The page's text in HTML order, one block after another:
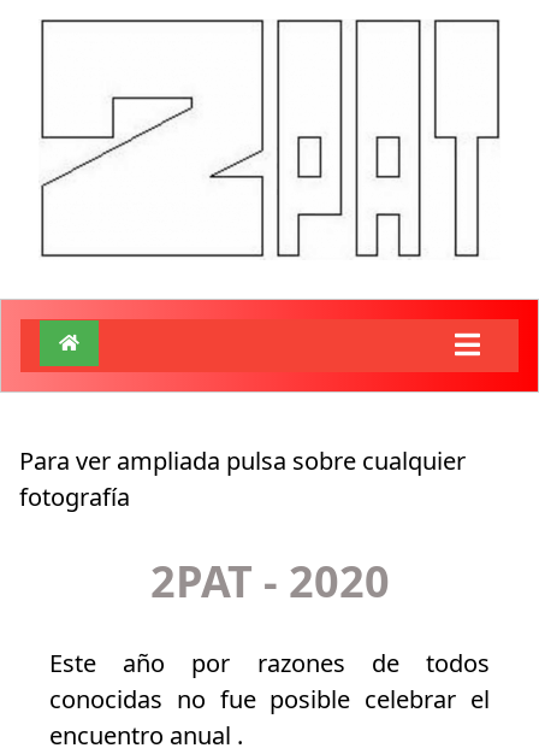
Para ver ampliada pulsa sobre cualquier
fotografía
2PAT - 2020
Este año por razones de todos
conocidas no fue posible celebrar el
encuentro anual .